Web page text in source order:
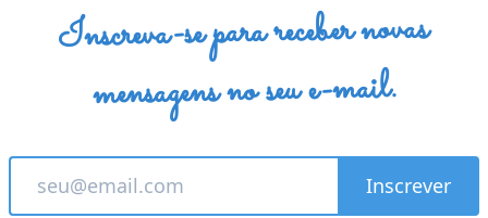
Inscreva-se para receber novas
mensagens no seu e-mail.